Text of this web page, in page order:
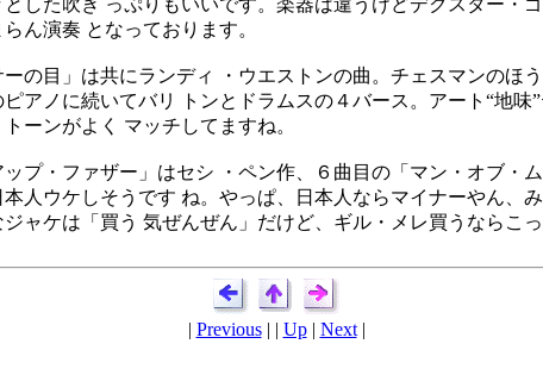
した吹き っぷりもいいです。楽器は違うけどデクスター・
ん演奏 となっております。
の目」は共にランディ ・ウエストンの曲。チェスマンのほ
アノに続いてバリ トンとドラムスの４バース。アート“地
ーンがよく マッチしてますね。
プ・ファザー」はセシ ・ペン作、６曲目の「マン・オブ・
人ウケしそうです ね。やっぱ、日本人ならマイナーやん、
ャケは「買う 気ぜんぜん」だけど、ギル・メレ買うならこ
| Previous| | Up| Next|